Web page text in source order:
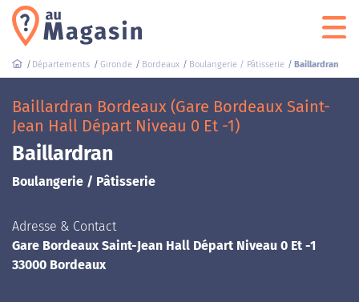
Départements Gironde Bordeaux Boulangerie / Pâtisserie Baillardran
Baillardran Bordeaux (Gare Bordeaux Saint-
Jean Hall Départ Niveau 0 Et -1)
Baillardran
Boulangerie / Pâtisserie
Adresse & Contact
Gare Bordeaux Saint-Jean Hall Départ Niveau 0 Et -1
33000 Bordeaux